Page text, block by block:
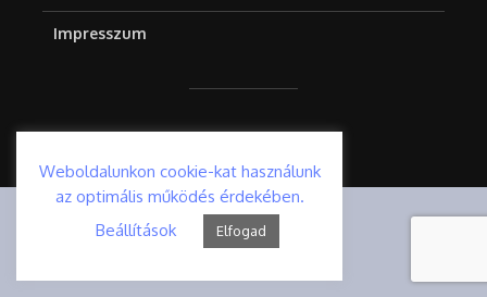
Impresszum
Weboldalunkon cookie-kat használunk
az optimális működés érdekében.
Beállítások
Elfogad